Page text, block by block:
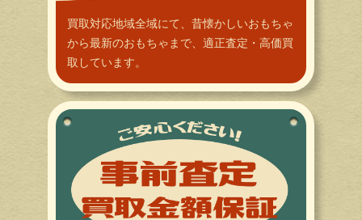
買取対応地域全域にて、昔懐かしいおもちゃ
から最新のおもちゃまで、適正査定・高価買
取しています。